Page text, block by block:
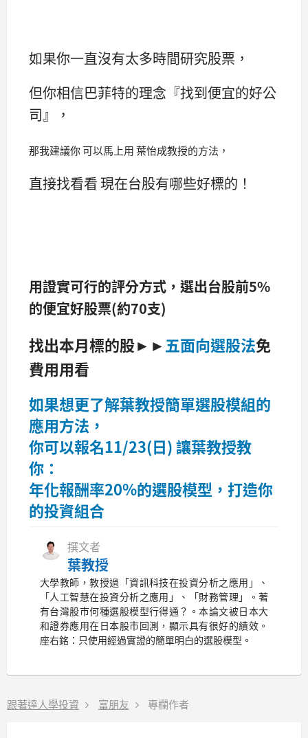
如果你一直沒有太多時間研究股票，
但你相信巴菲特的理念『找到便宜的好公
司』，
那我建議你 可以馬上用 葉怡成教授的方法，
直接找看看 現在台股有哪些好標的！
用證實可行的評分方式，選出台股前5%
的便宜好股票(約70支)
找出本月標的股►► 五面向選股法免
費用用看
如果想更了解葉教授簡單選股模組的
應用方法，
你可以報名11/23(日) 讓葉教授教
你：
​年化報酬率20%的選股模型，打造你
的投資組合
撰文者
葉教授
大學教師，教授過「資訊科技在投資分析之應用」、
「人工智慧在投資分析之應用」、「財務管理」。著
有台灣股市何種選股模型行得通？。本論文被日本大
和證券應用在日本股市回測，顯示具有很好的績效。
座右銘：只使用經過實證的簡單明白的選股模型。
跟著達人學投資 富朋友 專欄作者